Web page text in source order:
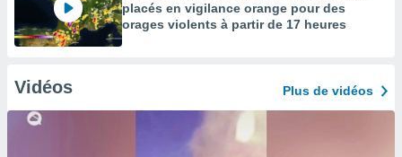
placés en vigilance orange pour des
orages violents à partir de 17 heures
Vidéos Plus de vidéos